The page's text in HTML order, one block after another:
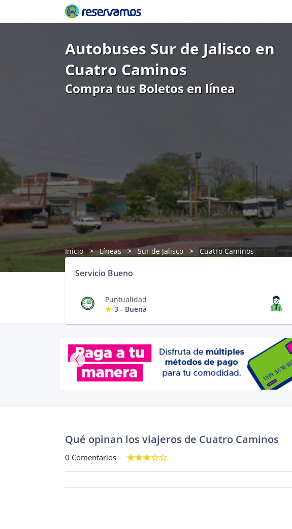
Autobuses Sur de Jalisco en
Cuatro Caminos
Compra tus Boletos en línea
Inicio Líneas Sur de Jalisco Cuatro Caminos
Servicio Bueno
Puntualidad
3 - Buena
Qué opinan los viajeros de Cuatro Caminos
0 Comentarios